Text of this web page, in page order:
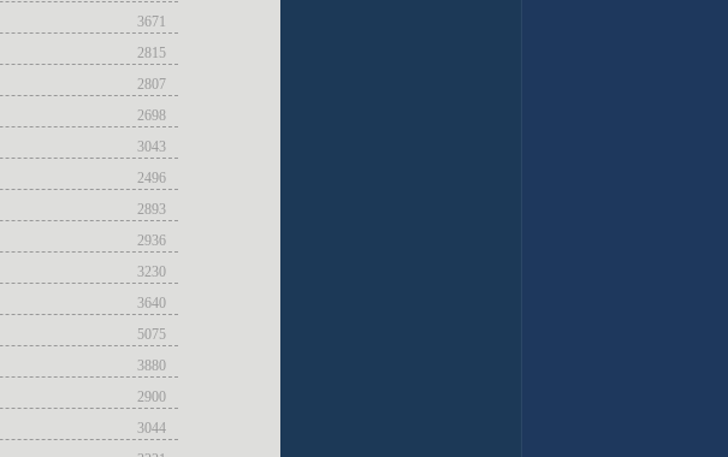
3671
2815
2807
2698
3043
2496
2893
2936
3230
3640
5075
3880
2900
3044